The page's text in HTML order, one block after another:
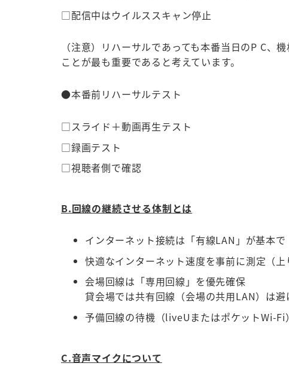
□配信中はウイルススキャン停止
（注意）リハーサルであっても本番当日のP C、
ことが最も重要であると考えています。
●本番前リハーサルテスト
□スライド＋動画再生テスト
□録画テスト
□視聴者側で確認
B.回線の継続させる体制とは
インターネット接続は「有線LAN」が基本
快適なインターネット速度を事前に測定（上
会場回線は「専用回線」を優先確保
貸会場では共有回線（会場の共用LAN）は避
予備回線の待機（liveUまたはポケットWi-Fi
C.音声マイクについて